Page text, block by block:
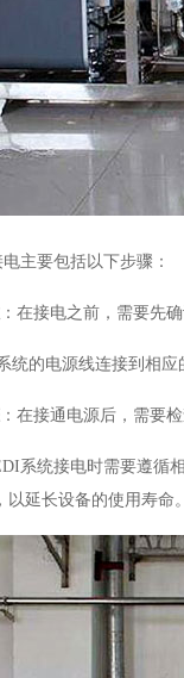
主要包括以下步骤：
：在接电之前，需要先
统的电源线连接到相
：在接通电源后，需要
系统接电时需要遵循
以延长设备的使用寿命